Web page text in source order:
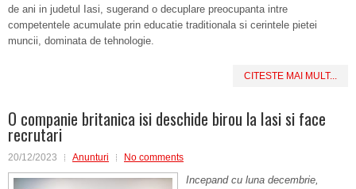
de ani in judetul Iasi, sugerand o decuplare preocupanta intre
competentele acumulate prin educatie traditionala si cerintele pietei
muncii, dominata de tehnologie.
CITESTE MAI MULT...
O companie britanica isi deschide birou la Iasi si face
recrutari
20/12/2023 Anunturi No comments
Incepand cu luna decembrie,